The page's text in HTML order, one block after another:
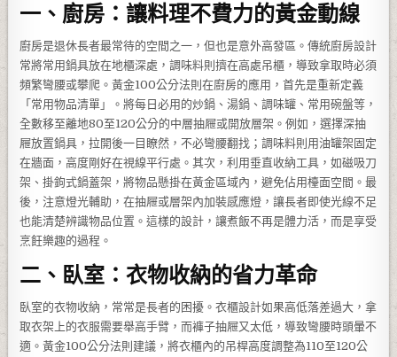
一、廚房：讓料理不費力的黃金動線
廚房是退休長者最常待的空間之一，但也是意外高發區。傳統廚房設計
常將常用鍋具放在地櫃深處，調味料則擠在高處吊櫃，導致拿取時必須
頻繁彎腰或攀爬。黃金100公分法則在廚房的應用，首先是重新定義
「常用物品清單」。將每日必用的炒鍋、湯鍋、調味罐、常用碗盤等，
全數移至離地80至120公分的中層抽屜或開放層架。例如，選擇深抽
屜放置鍋具，拉開後一目瞭然，不必彎腰翻找；調味料則用油罐架固定
在牆面，高度剛好在視線平行處。其次，利用垂直收納工具，如磁吸刀
架、掛鉤式鍋蓋架，將物品懸掛在黃金區域內，避免佔用檯面空間。最
後，注意燈光輔助，在抽屜或層架內加裝感應燈，讓長者即使光線不足
也能清楚辨識物品位置。這樣的設計，讓煮飯不再是體力活，而是享受
烹飪樂趣的過程。
二、臥室：衣物收納的省力革命
臥室的衣物收納，常常是長者的困擾。衣櫃設計如果高低落差過大，拿
取衣架上的衣服需要舉高手臂，而褲子抽屜又太低，導致彎腰時頭暈不
適。黃金100公分法則建議，將衣櫃內的吊桿高度調整為110至120公